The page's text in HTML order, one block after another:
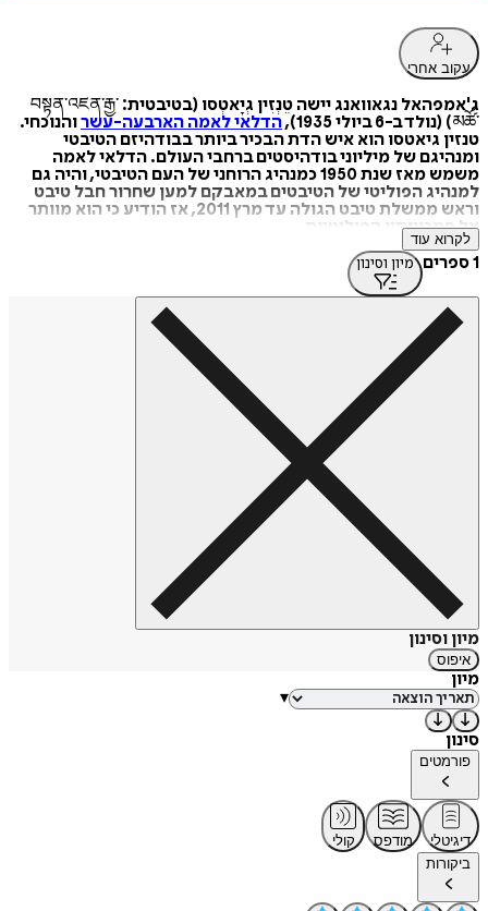
עקוב אחרי
ג'אמפהאל נגאוואנג יישה טֵנְזִין גְיָאטְסו (בטיבטית: བསྟན་འཛིན་རྒྱ་
མཚོ་) (נולד ב-6 ביולי 1935),
הדלאי לאמה הארבעה-עשרוהנוכחי.
טנזין גיאטסו הוא איש הדת הבכיר ביותר בבודהיזם הטיבטי
ומנהיגם של מיליוני בודהיסטים ברחבי העולם. הדלאי לאמה
משמש מאז שנת 1950 כמנהיג הרוחני של העם הטיבטי, והיה גם
למנהיג הפוליטי של הטיבטים במאבקם למען שחרור חבל טיבט
וראש ממשלת טיבט הגולה עד מרץ 2011, אז הודיע כי הוא מוותר
על סמכויותיו הפוליטיות.
לקרוא עוד
1 ספרים מיון וסינון
מיון וסינון
איפוס
מיון
▾
סינון
פורמטים
דיגיטלי מודפס
קולי
ביקורות